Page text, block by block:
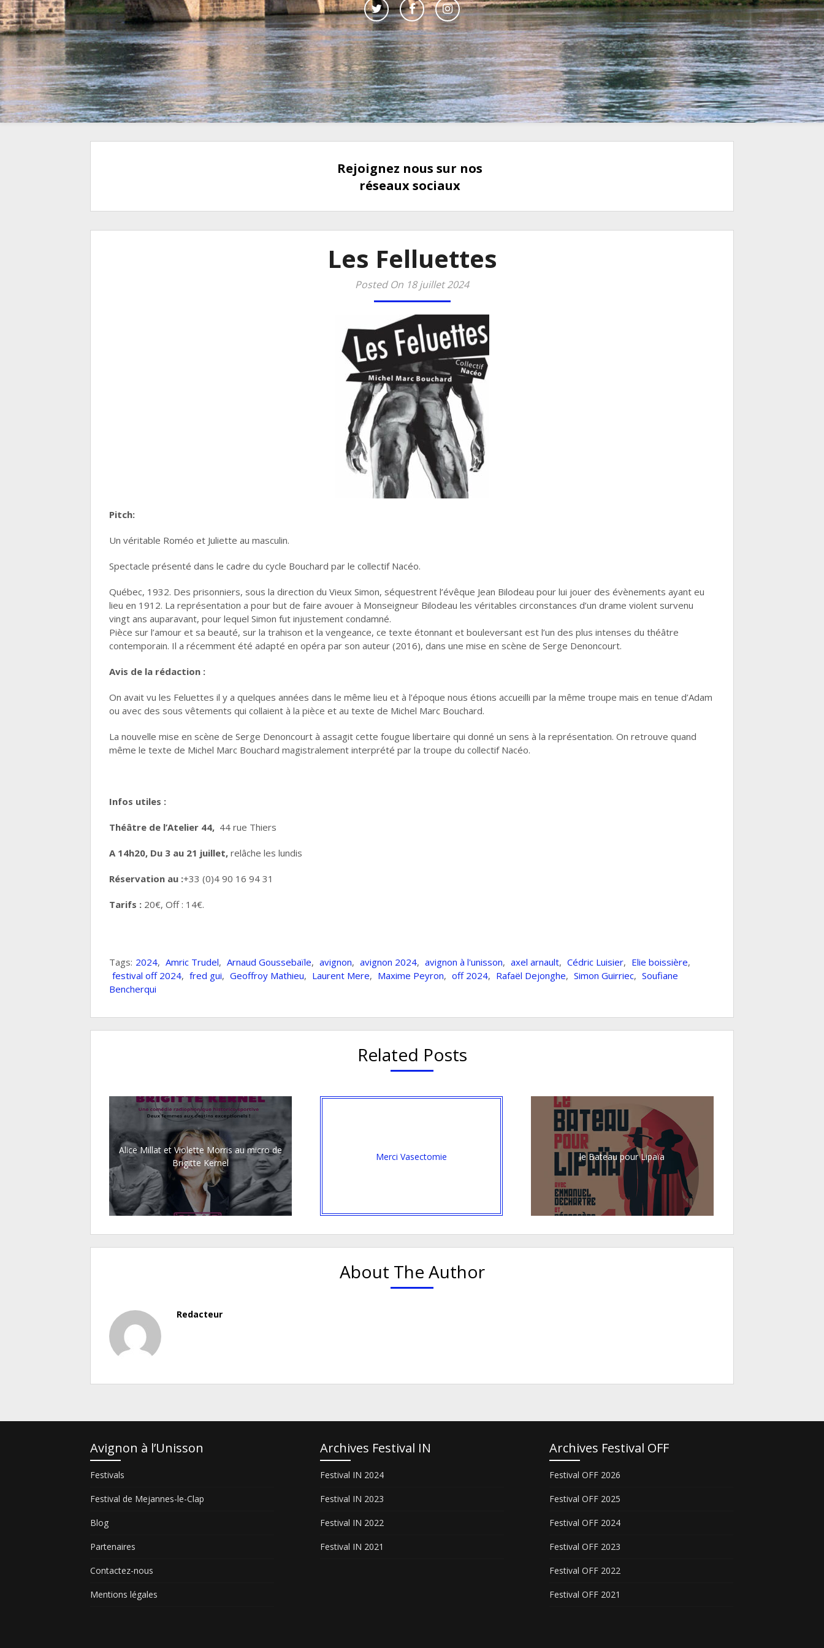
Rejoignez nous sur nos
réseaux sociaux
Les Felluettes
Posted On 18 juillet 2024
Pitch:
Un véritable Roméo et Juliette au masculin.
Spectacle présenté dans le cadre du cycle Bouchard par le collectif Nacéo.
Québec, 1932. Des prisonniers, sous la direction du Vieux Simon, séquestrent l’évêque Jean Bilodeau pour lui jouer des évènements ayant eu
lieu en 1912. La représentation a pour but de faire avouer à Monseigneur Bilodeau les véritables circonstances d’un drame violent survenu
vingt ans auparavant, pour lequel Simon fut injustement condamné.
Pièce sur l’amour et sa beauté, sur la trahison et la vengeance, ce texte étonnant et bouleversant est l’un des plus intenses du théâtre
contemporain. Il a récemment été adapté en opéra par son auteur (2016), dans une mise en scène de Serge Denoncourt.
Avis de la rédaction :
On avait vu les Feluettes il y a quelques années dans le même lieu et à l’époque nous étions accueilli par la même troupe mais en tenue d’Adam
ou avec des sous vêtements qui collaient à la pièce et au texte de Michel Marc Bouchard.
La nouvelle mise en scène de Serge Denoncourt à assagit cette fougue libertaire qui donné un sens à la représentation. On retrouve quand
même le texte de Michel Marc Bouchard magistralement interprété par la troupe du collectif Nacéo.
Infos utiles :
Théâtre de l’Atelier 44, 44 rue Thiers
A 14h20, Du 3 au 21 juillet, relâche les lundis
Réservation au :+33 (0)4 90 16 94 31
Tarifs : 20€, Off : 14€.
Tags: 2024, Amric Trudel, Arnaud Goussebaïle, avignon, avignon 2024, avignon à l'unisson, axel arnault, Cédric Luisier, Elie boissière,
festival off 2024, fred gui, Geoffroy Mathieu, Laurent Mere, Maxime Peyron, off 2024, Rafaël Dejonghe, Simon Guirriec, Soufiane
Bencherqui
Related Posts
Alice Millat et Violette Morris au micro de
Brigitte Kernel
Merci Vasectomie le Bateau pour Lipaïa
About The Author
Redacteur
Avignon à l’Unisson
Festivals
Festival de Mejannes-le-Clap
Blog
Partenaires
Contactez-nous
Mentions légales
Archives Festival IN
Festival IN 2024
Festival IN 2023
Festival IN 2022
Festival IN 2021
Archives Festival OFF
Festival OFF 2026
Festival OFF 2025
Festival OFF 2024
Festival OFF 2023
Festival OFF 2022
Festival OFF 2021